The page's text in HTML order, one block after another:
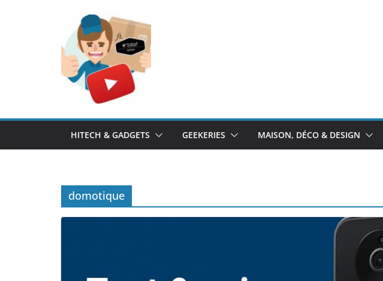
HITECH & GADGETS GEEKERIES MAISON, DÉCO & DESIGN
domotique